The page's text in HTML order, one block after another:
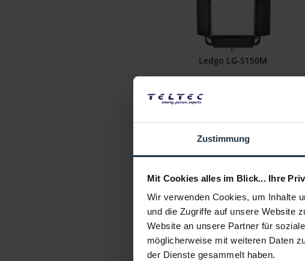
Zustimmung
Mit Cookies alles im Blick... Ihre
Wir verwenden Cookies, um Inhalte
und die Zugriffe auf unsere Website
Website an unsere Partner für
möglicherweise mit weiteren Daten
der Dienste gesammelt haben.
Ledgo LG-S150M
€ 199,00
Brutto: € 236,81
sofort ab Lager